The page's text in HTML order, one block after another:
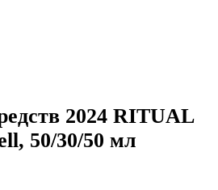
2024 RITUAL
50/30/50 мл